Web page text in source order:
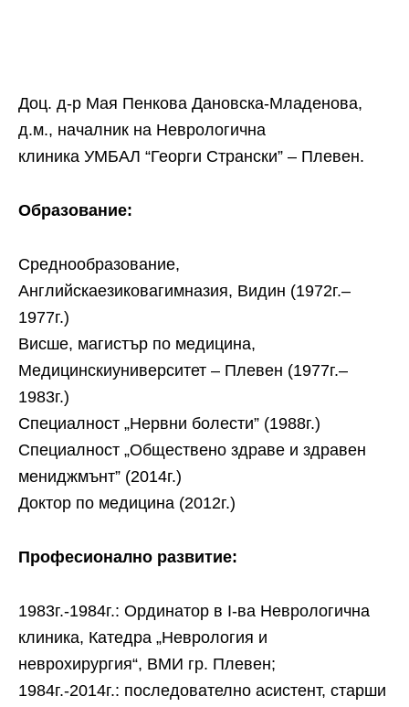
Доц. д-р Мая Пенкова Дановска-Младенова,
д.м., началник на Неврологична
клиника УМБАЛ “Георги Странски” – Плевен.
Образование:
Среднообразование,
Английскаезиковагимназия, Видин (1972г.–
1977г.)
Висше, магистър по медицина,
Медицинскиуниверситет – Плевен (1977г.–
1983г.)
Специалност „Нервни болести” (1988г.)
Специалност „Обществено здраве и здравен
мениджмънт” (2014г.)
Доктор по медицина (2012г.)
Професионално развитие:
1983г.-1984г.: Ординатор в І-ва Неврологична
клиника, Катедра „Неврология и
неврохирургия“, ВМИ гр. Плевен;
1984г.-2014г.: последователно асистент, старши